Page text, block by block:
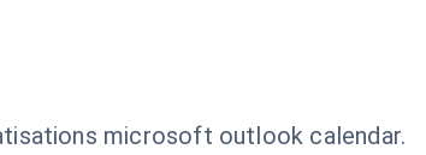
microsoft outlook calendar.